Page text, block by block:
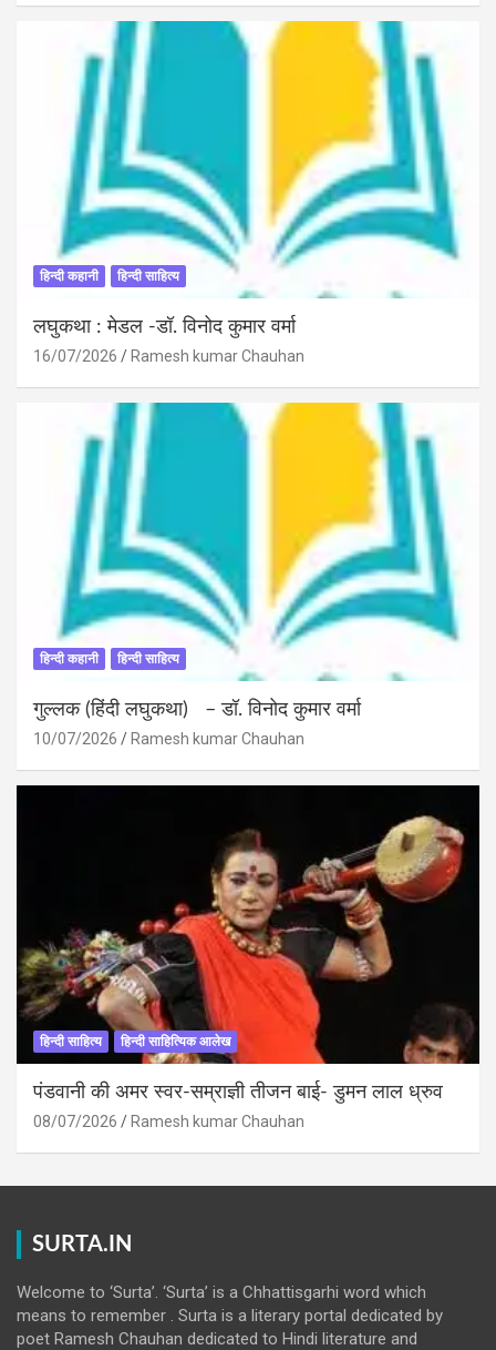
हिन्दी कहानी हिन्दी साहित्य
लघुकथा : मेडल -डॉ. विनोद कुमार वर्मा
16/07/2026 Ramesh kumar Chauhan
हिन्दी कहानी हिन्दी साहित्य
गुल्लक (हिंदी लघुकथा) – डॉ. विनोद कुमार वर्मा
10/07/2026 Ramesh kumar Chauhan
हिन्दी साहित्य हिन्दी साहित्यिक आलेख
पंडवानी की अमर स्वर-सम्राज्ञी तीजन बाई- डुमन लाल ध्रुव
08/07/2026 Ramesh kumar Chauhan
SURTA.IN
Welcome to ‘Surta’. ‘Surta’ is a Chhattisgarhi word which
means to remember . Surta is a literary portal dedicated by
poet Ramesh Chauhan dedicated to Hindi literature and